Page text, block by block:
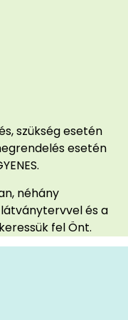
szükség esetén
esetén
néhány
és a
fel Önt.